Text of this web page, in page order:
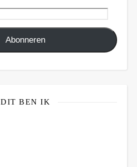
Abonneren
DIT BEN IK